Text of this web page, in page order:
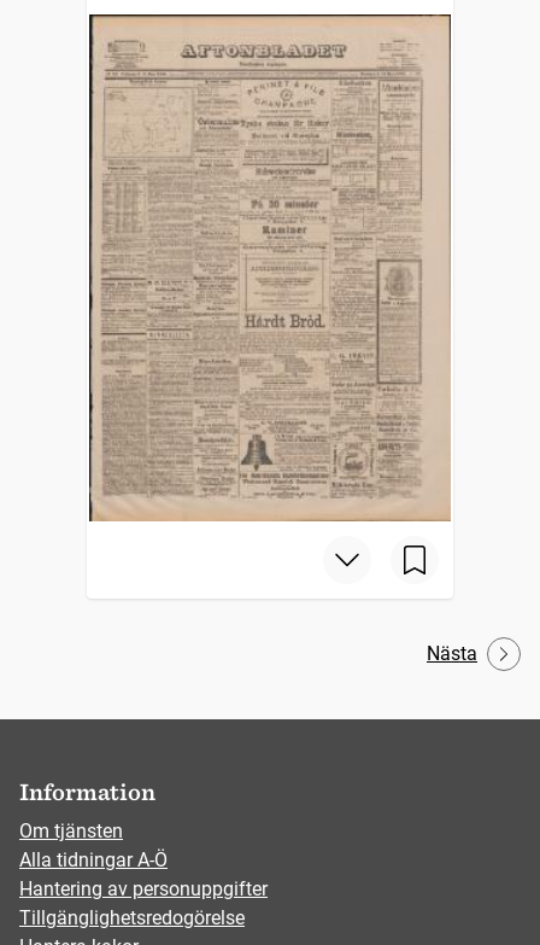
Nästa
Information
Om tjänsten
Alla tidningar A-Ö
Hantering av personuppgifter
Tillgänglighetsredogörelse